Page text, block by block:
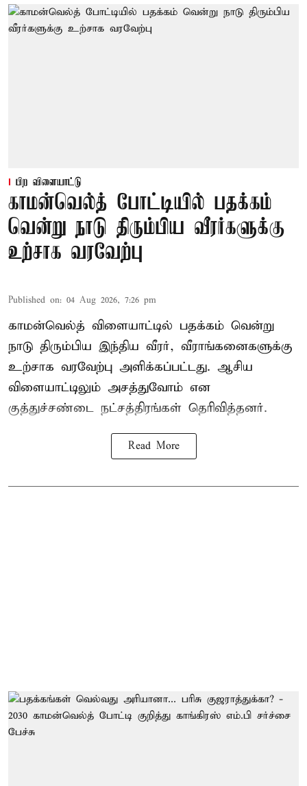
பிற விளையாட்டு
காமன்வெல்த் போட்டியில் பதக்கம்
வென்று நாடு திரும்பிய வீரர்களுக்கு
உற்சாக வரவேற்பு
Published on: 04 Aug 2026, 7:26 pm
காமன்வெல்த் விளையாட்டில் பதக்கம் வென்று
நாடு திரும்பிய இந்திய வீரர், வீராங்கனைகளுக்கு
உற்சாக வரவேற்பு அளிக்கப்பட்டது. ஆசிய
விளையாட்டிலும் அசத்துவோம் என
குத்துச்சண்டை நட்சத்திரங்கள் தெரிவித்தனர்.
Read More